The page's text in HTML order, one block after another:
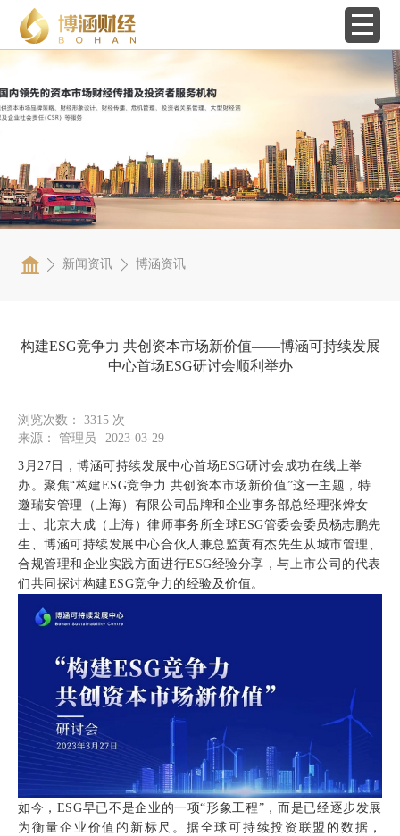
新闻资讯 博涵资讯
构建ESG竞争力 共创资本市场新价值——博涵可持续发展
中心首场ESG研讨会顺利举办
浏览次数： 3315 次
来源：
管理员 2023-03-29
3月27日，博涵可持续发展中心首场ESG研讨会成功在线上举
办。聚焦“构建ESG竞争力 共创资本市场新价值”这一主题，特
邀瑞安管理（上海）有限公司品牌和企业事务部总经理张烨女
士、北京大成（上海）律师事务所全球ESG管委会委员杨志鹏先
生、博涵可持续发展中心合伙人兼总监黄有杰先生从城市管理、
合规管理和企业实践方面进行ESG经验分享，与上市公司的代表
们共同探讨构建ESG竞争力的经验及价值。
如今，ESG早已不是企业的一项“形象工程”，而是已经逐步发展
为衡量企业价值的新标尺。据全球可持续投资联盟的数据，